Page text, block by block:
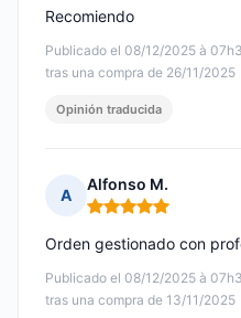
Publicado el 08/12/2025 à
tras una compra de 26/11/2025
Recomiendo
Opinión traducida
A
Alfonso M.
Nota: 5 de 5
Publicado el 08/12/2025 à
tras una compra de 13/11/2025
Orden gestionado con